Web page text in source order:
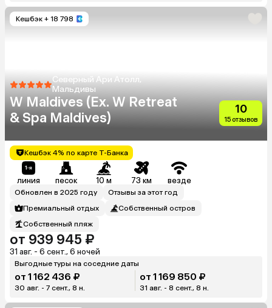
Кешбэк + 18 798
Северный Ари Атолл,
Мальдивы
W Maldives (Ex. W Retreat
& Spa Maldives)
10
15 отзывов
Кешбэк 4% по карте Т-Банка
линия песок 10 м 73 км везде
Обновлен в 2025 году
Отзывы за этот год
Премиальный отдых
Собственный остров
Собственный пляж
от 939 945 ₽
31 авг. - 6 сент., 6 ночей
Выгодные туры на соседние даты
от 1 162 436 ₽
30 авг. - 7 сент., 8 н.
от 1 169 850 ₽
31 авг. - 8 сент., 8 н.